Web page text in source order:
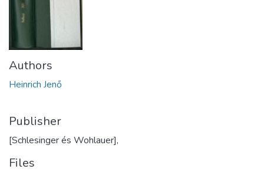
Authors
Heinrich Jenő
Publisher
[Schlesinger és Wohlauer],
Files